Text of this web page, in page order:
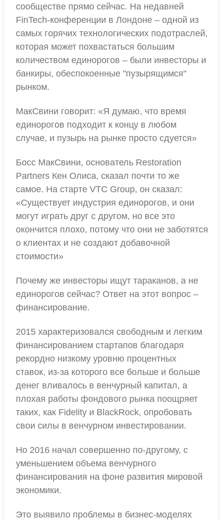
сообществе прямо сейчас. На недавней
FinTech-конференции в Лондоне – одной из
самых горячих технологических подотраслей,
которая может похвастаться большим
количеством единорогов – были инвесторы и
банкиры, обеспокоенные "пузырящимся"
рынком.
МакСвини говорит: «Я думаю, что время
единорогов подходит к концу в любом
случае, и пузырь на рынке просто сдуется»
Босс МакСвини, основатель Restoration
Partners Кен Олиса, сказал почти то же
самое. На старте VTC Group, он сказал:
«Существует индустрия единорогов, и они
могут играть друг с другом, но все это
окончится плохо, потому что они не заботятся
о клиентах и не создают добавочной
стоимости»
Почему же инвесторы ищут тараканов, а не
единорогов сейчас? Ответ на этот вопрос –
финансирование.
2015 характеризовался свободным и легким
финансированием стартапов благодаря
рекордно низкому уровню процентных
ставок, из-за которого все больше и больше
денег вливалось в венчурный капитал, а
плохая работы фондового рынка поощряет
таких, как Fidelity и BlackRock, опробовать
свои силы в венчурном инвестировании.
Но 2016 начал совершенно по-другому, с
уменьшением объема венчурного
финансирования на фоне развития мировой
экономики.
Это выявило проблемы в бизнес-моделях